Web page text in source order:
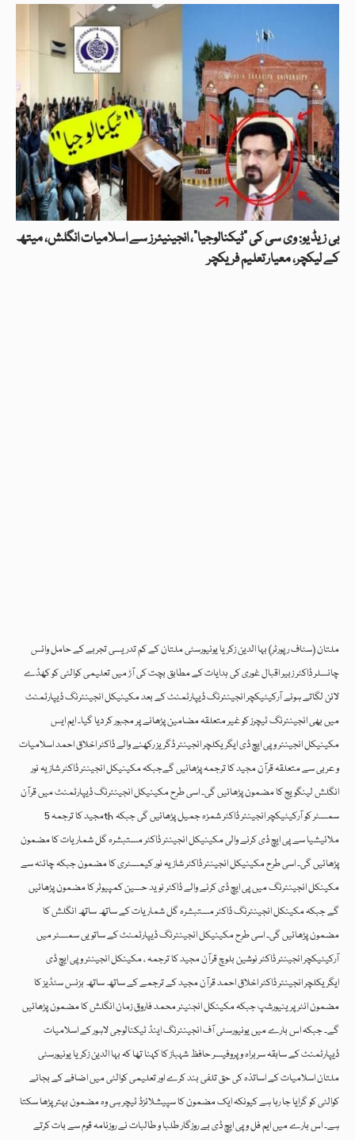
بی زیڈ یو: وی سی کی “ٹیکنالوجیا”، انجینیئرز سے اسلامیات انگلش، میتھ
کے لیکچر، معیار تعلیم فریکچر
ملتان (سٹاف رپورٹر) بہا الدین زکریا یونیورسٹی ملتان کے کم تدریسی تجربے کے حامل وائس
چانسلر ڈاکٹر زبیر اقبال غوری کی ہدایات کے مطابق بچت کی آڑ میں تعلیمی کوالٹی کو کھڈے
لائن لگاتے ہوئے آرکیٹیکچر انجینئرنگ ڈیپارٹمنٹ کے بعد مکینیکل انجینئرنگ ڈیپارٹمنٹ
میں بھی انجینئرنگ ٹیچرز کو غیر متعلقہ مضامین پڑھانے پر مجبور کر دیا گیا۔ ایم ایس
مکینیکل انجینئر و پی ایچ ڈی ایگریکلچر انجینئر ڈگریز رکھنے والے ڈاکٹر اخلاق احمد اسلامیات
و عربی سے متعلقہ قرآن مجید کا ترجمہ پڑھائیں گےجبکہ مکینیکل انجینئر ڈاکٹر شازیہ نور
انگلش لینگویج کا مضمون پڑھائیں گی۔ اسی طرح مکینیکل انجینئرنگ ڈیپارٹمنٹ میں قرآن
مجید کا ترجمہ 5th سمسٹر کو آرکیٹیکچر انجینئر ڈاکٹر شمزہ جمیل پڑھائیں گی جبکہ
ملائیشیا سے پی ایچ ڈی کرنے والی مکینیکل انجینئر ڈاکٹر مستبشرہ گل شماریات کا مضمون
پڑھائیں گی۔ اسی طرح مکینیکل انجینئر ڈاکٹر شازیہ نور کیمسٹری کا مضمون جبکہ چائنہ سے
مکینکل انجینئرنگ میں پی ایچ ڈی کرنے والے ڈاکٹر نوید حسین کمپیوٹر کا مضمون پڑھائیں
گے جبکہ مکینکل انجینئرنگ ڈاکٹر مستبشرہ گل شماریات کے ساتھ ساتھ انگلش کا
مضمون پڑھائیں گی۔ اسی طرح مکینیکل انجینئرنگ ڈیپارٹمنٹ کے ساتویں سمسٹر میں
آرکیٹیکچر انجینئر ڈاکٹر نوشین بلوچ قرآن مجید کا ترجمہ ، مکینکل انجینئر و پی ایچ ڈی
ایگریکلچر انجینئر ڈاکٹر اخلاق احمد قرآن مجید کے ترجمے کے ساتھ ساتھ بزنس سٹڈیز کا
مضمون انٹرپرینیورشپ جبکہ مکینکل انجنیئر محمد فاروق زمان انگلش کا مضمون پڑھائیں
گے۔ جبکہ اس بارے میں یونیورسٹی آف انجینئرنگ اینڈ ٹیکنالوجی لاہور کے اسلامیات
ڈیپارٹمنٹ کے سابقہ سربراہ و پروفیسر حافظ شہباز کا کہنا تھا کہ بہا الدین زکریا یونیورسٹی
ملتان اسلامیات کے اساتذہ کی حق تلفی بند کرے اور تعلیمی کوالٹی میں اضافے کے بجائے
کوالٹی کو گرایا جا رہا ہے کیونکہ ایک مضمون کا سپیشلائزڈ ٹیچر ہی وہ مضمون بہتر پڑھا سکتا
ہے۔ اس بارے میں ایم فل و پی ایچ ڈی بے روزگار طلبا و طالبات نے روزنامہ قوم سے بات کرتے